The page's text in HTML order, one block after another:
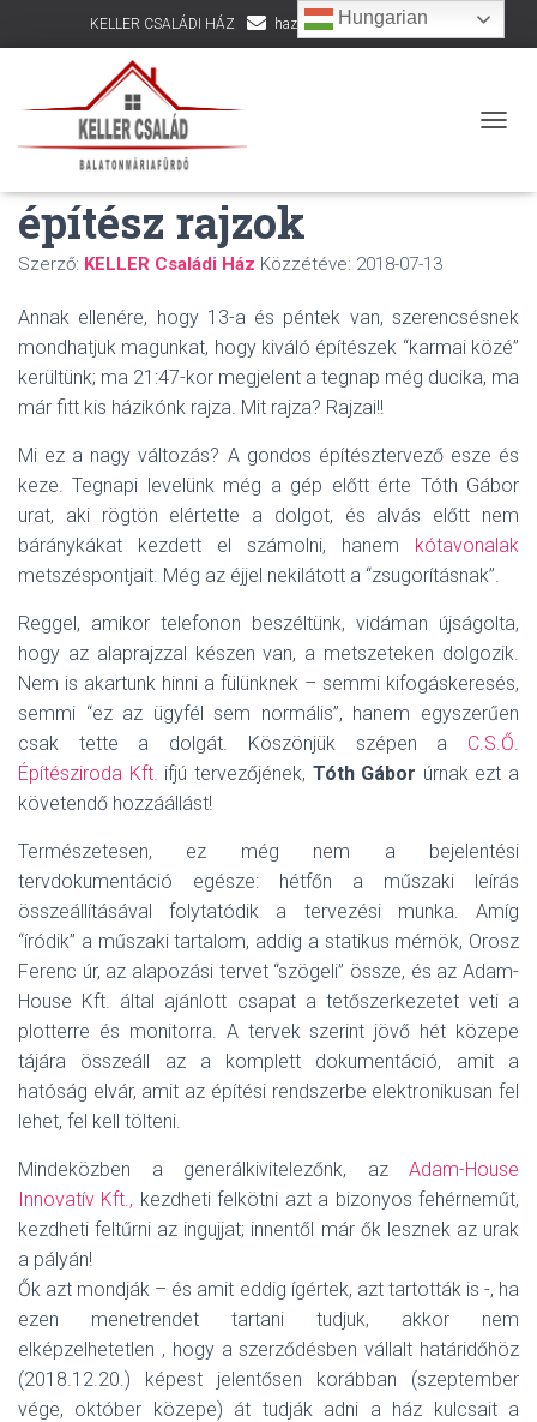
KELLER CSALÁDI HÁZ hazepites@kellercsalad.hu
Lefogyott a házikó,
készen vannak az
építész rajzok
Szerző: KELLER Családi Ház Közzétéve: 2018-07-13
Annak ellenére, hogy 13-a és péntek van, szerencsésnek
mondhatjuk magunkat, hogy kiváló építészek “karmai közé”
kerültünk; ma 21:47-kor megjelent a tegnap még ducika, ma
már fitt kis házikónk rajza. Mit rajza? Rajzai!!
Mi ez a nagy változás? A gondos építésztervező esze és
keze. Tegnapi levelünk még a gép előtt érte Tóth Gábor
urat, aki rögtön elértette a dolgot, és alvás előtt nem
báránykákat kezdett el számolni, hanem kótavonalak
metszéspontjait. Még az éjjel nekilátott a “zsugorításnak”.
Reggel, amikor telefonon beszéltünk, vidáman újságolta,
hogy az alaprajzzal készen van, a metszeteken dolgozik.
Nem is akartunk hinni a fülünknek – semmi kifogáskeresés,
semmi “ez az ügyfél sem normális”, hanem egyszerűen
csak tette a dolgát. Köszönjük szépen a C.S.Ő.
Építésziroda Kft. ifjú tervezőjének, Tóth Gábor úrnak ezt a
követendő hozzáállást!
Természetesen, ez még nem a bejelentési
tervdokumentáció egésze: hétfőn a műszaki leírás
összeállításával folytatódik a tervezési munka. Amíg
“íródik” a műszaki tartalom, addig a statikus mérnök, Orosz
Ferenc úr, az alapozási tervet “szögeli” össze, és az Adam-
House Kft. által ajánlott csapat a tetőszerkezetet veti a
plotterre és monitorra. A tervek szerint jövő hét közepe
tájára összeáll az a komplett dokumentáció, amit a
hatóság elvár, amit az építési rendszerbe elektronikusan fel
lehet, fel kell tölteni.
Mindeközben a generálkivitelezőnk, az Adam-House
Innovatív Kft., kezdheti felkötni azt a bizonyos fehérneműt,
kezdheti feltűrni az ingujjat; innentől már ők lesznek az urak
a pályán!
Ők azt mondják – és amit eddig ígértek, azt tartották is -, ha
ezen menetrendet tartani tudjuk, akkor nem
elképzelhetetlen , hogy a szerződésben vállalt határidőhöz
(2018.12.20.) képest jelentősen korábban (szeptember
vége, október közepe) át tudják adni a ház kulcsait a
Hungarian